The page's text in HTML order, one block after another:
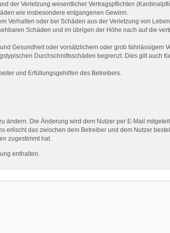
der Verletzung wesentlicher Vertragspflichten
wie insbesondere entgangenen Gewinn.
Verhalten oder bei Schäden aus der Verletzung von
Schäden und im übrigen der Höhe nach auf die
Gesundheit oder vorsätzlichem oder grob fahrlässigem
Durchschnittsschäden begrenzt. Dies gilt auch
und Erfüllungsgehilfen des Betreibers.
ändern. Die Änderung wird dem Nutzer per E-Mail
das zwischen dem Betreiber und dem Nutzer
zugestimmt hat.
enthalten.